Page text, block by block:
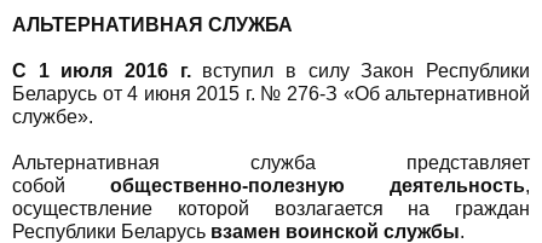
АЛЬТЕРНАТИВНАЯ СЛУЖБА
С 1 июля 2016 г.вступил в силу Закон Республики
Беларусь от 4 июня 2015 г. № 276-З «Об альтернативной
службе».
Альтернативная служба представляет
собой общественно-полезную деятельность,
осуществление которой возлагается на граждан
Республики Беларусь взамен воинской службы.